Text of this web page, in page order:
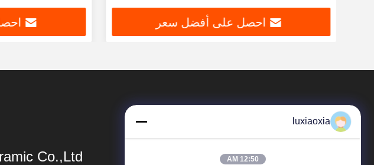
احصل على أفضل سعر
Co.,Ltd
luxiaoxia
12:50 AM